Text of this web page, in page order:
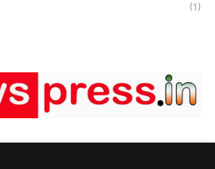
(1)